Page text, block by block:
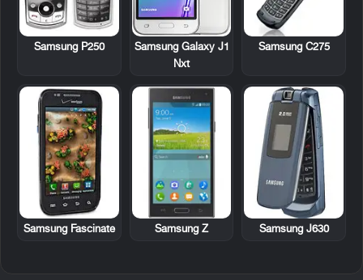
Samsung C275
Samsung Galaxy J1
Nxt
Samsung P250
Samsung J630
Samsung Z
Samsung Fascinate